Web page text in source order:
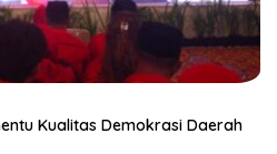
Kualitas Demokrasi Daerah